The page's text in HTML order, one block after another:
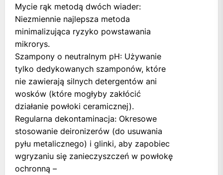
Mycie rąk metodą dwóch wiader:
Niezmiennie najlepsza metoda
minimalizująca ryzyko powstawania
mikrorys.
Szampony o neutralnym pH: Używanie
tylko dedykowanych szamponów, które
nie zawierają silnych detergentów ani
wosków (które mogłyby zakłócić
działanie powłoki ceramicznej).
Regularna dekontaminacja: Okresowe
stosowanie deironizerów (do usuwania
pyłu metalicznego) i glinki, aby zapobiec
wgryzaniu się zanieczyszczeń w powłokę
ochronną –